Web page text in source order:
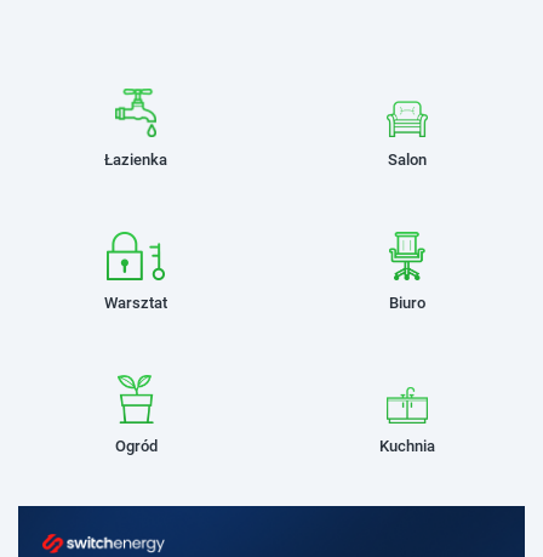
Łazienka Salon
Warsztat Biuro
Ogród Kuchnia